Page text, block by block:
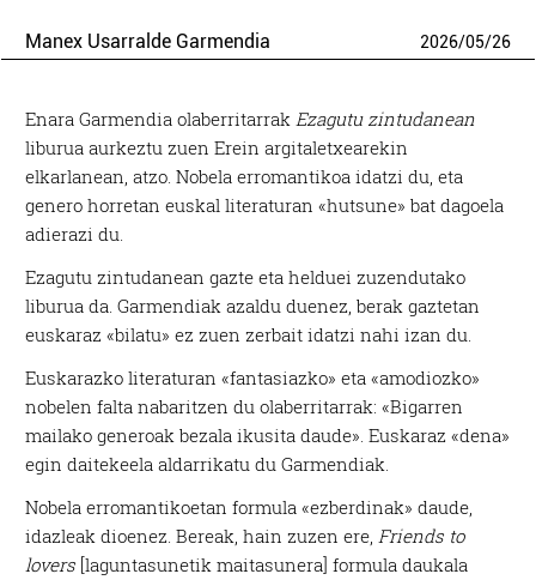
Manex Usarralde Garmendia 2026/05/26
Enara Garmendia olaberritarrakEzagutu zintudanean
liburua aurkeztu zuen Erein argitaletxearekin
elkarlanean, atzo. Nobela erromantikoa idatzi du, eta
genero horretan euskal literaturan «hutsune» bat dagoela
adierazi du.
Ezagutu zintudanean gazte eta helduei zuzendutako
liburua da. Garmendiak azaldu duenez, berak gaztetan
euskaraz «bilatu» ez zuen zerbait idatzi nahi izan du.
Euskarazko literaturan «fantasiazko» eta «amodiozko»
nobelen falta nabaritzen du olaberritarrak: «Bigarren
mailako generoak bezala ikusita daude». Euskaraz «dena»
egin daitekeela aldarrikatu du Garmendiak.
Nobela erromantikoetan formula «ezberdinak» daude,
idazleak dioenez. Bereak, hain zuzen ere, Friends to
lovers [laguntasunetik maitasunera] formula daukala